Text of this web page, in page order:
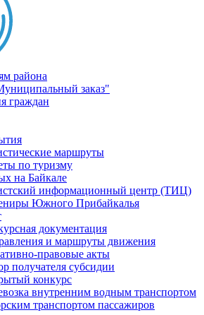
района
заказ"
граждан
маршруты
по туризму
на Байкале
информационный центр (ТИЦ)
Южного Прибайкалья
документация
и маршруты движения
правовые акты
получателя субсидии
конкурс
внутренним водным транспортом
транспортом пассажиров